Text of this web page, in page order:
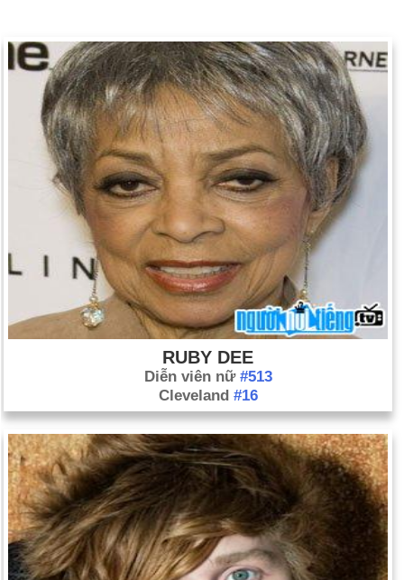
RUBY DEE
Diễn viên nữ #513
Cleveland #16